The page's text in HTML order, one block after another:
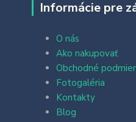
Informácie pre
O nás
Ako nakupovať
Obchodné
Fotogaléria
Kontakty
Blog